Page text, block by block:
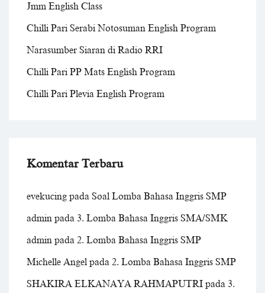
Jmm English Class
Chilli Pari Serabi Notosuman English Program
Narasumber Siaran di Radio RRI
Chilli Pari PP Mats English Program
Chilli Pari Plevia English Program
Komentar Terbaru
evekucing pada Soal Lomba Bahasa Inggris SMP
admin pada 3. Lomba Bahasa Inggris SMA/SMK
admin pada 2. Lomba Bahasa Inggris SMP
Michelle Angel pada 2. Lomba Bahasa Inggris SMP
SHAKIRA ELKANAYA RAHMAPUTRI pada 3.